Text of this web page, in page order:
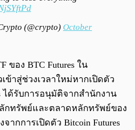
(@crypto) October
ของ BTC Futures ใน
ข้าสู่ช่วงเวลาใหม่หากเปิดตัว
ได้รับการอนุมัติจากสำนักงาน
กทรัพย์และตลาดหลักทรัพย์ของ
ากการเปิดตัว Bitcoin Futures